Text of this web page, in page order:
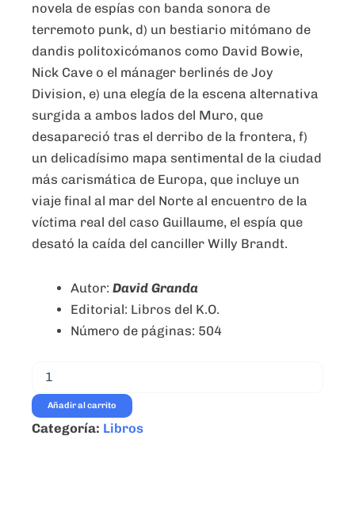
novela de espías con banda sonora de
terremoto punk, d) un bestiario mitómano de
dandis politoxicómanos como David Bowie,
Nick Cave o el mánager berlinés de Joy
Division, e) una elegía de la escena alternativa
surgida a ambos lados del Muro, que
desapareció tras el derribo de la frontera, f)
un delicadísimo mapa sentimental de la ciudad
más carismática de Europa, que incluye un
viaje final al mar del Norte al encuentro de la
víctima real del caso Guillaume, el espía que
desató la caída del canciller Willy Brandt.
Autor:David Granda
Editorial: Libros del K.O.
Número de páginas: 504
para
conquistar
Berlín
-
Añadir al carrito
Categoría: Libros